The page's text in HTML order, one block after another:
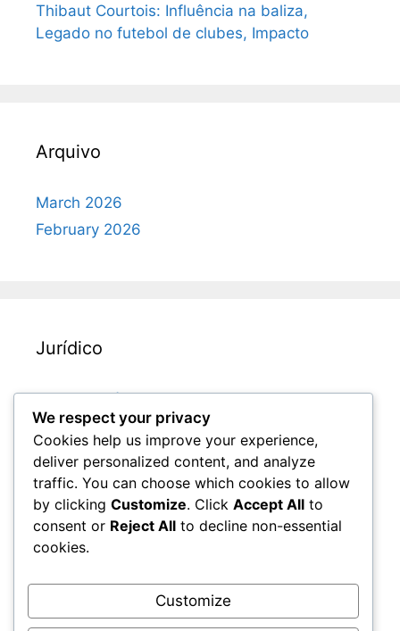
Thibaut Courtois: Influência na baliza,
Legado no futebol de clubes, Impacto
Arquivo
March 2026
February 2026
Jurídico
Nossa história
Contate-nos
Termos de serviço
Política de privacidade
Política de cookies
Search
We respect your privacy
Cookies help us improve your experience,
deliver personalized content, and analyze
traffic. You can choose which cookies to allow
by clicking Customize. Click Accept All to
consent or Reject All to decline non-essential
cookies.
Customize